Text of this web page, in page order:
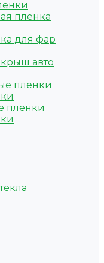
пленка
для фар
авто
пленки
пленки